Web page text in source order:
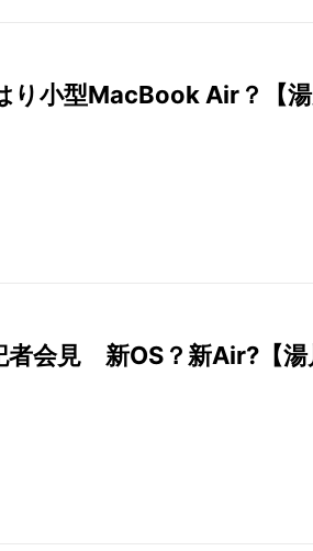
り小型MacBook Air？【湯
会見 新OS？新Air?【湯